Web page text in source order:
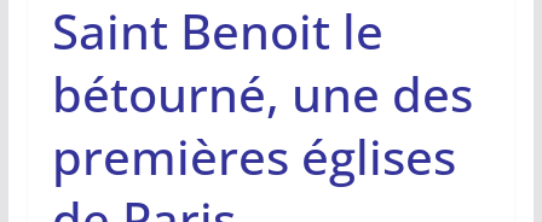
Saint Benoit le
bétourné, une des
premières églises